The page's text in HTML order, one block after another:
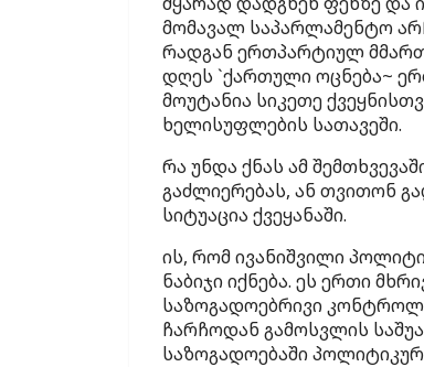
მომავალ საპარლამენტო
რადგან ერთპარტიულ
დღეს `ქართული ოცნება~
მოუტანია სიკეთე
ხელისუფლების სათავეში.
რა უნდა ქნას ამ
გაძლიერებას, ან თვითონ
სიტუაცია ქვეყანაში.
ის, რომ ივანიშვილი
ნაბიჯი იქნება. ეს ერთი
საზოგადოებრივი
ჩარჩოდან გამოსვლის
საზოგადოებაში